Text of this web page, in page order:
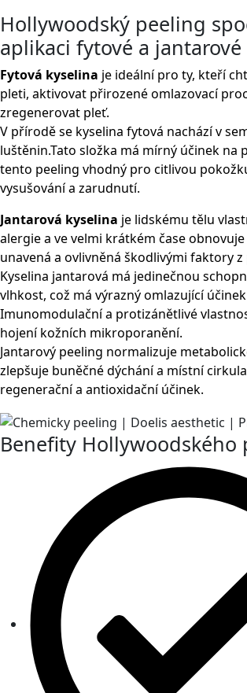
Hollywoodský peeling
aplikaci fytové a jantarové
Fytová kyselina je ideální pro ty, kteří
pleti, aktivovat přirozené omlazovací
zregenerovat pleť.
V přírodě se kyselina fytová nachází v
luštěnin.Tato složka má mírný účinek na
tento peeling vhodný pro citlivou
vysušování a zarudnutí.
​Jantarová kyselina je lidskému tělu
alergie a ve velmi krátkém čase
unavená a ovlivněná škodlivými faktory
Kyselina jantarová má jedinečnou
vlhkost, což má výrazný omlazující
Imunomodulační a protizánětlivé
hojení kožních mikroporanění.
Jantarový peeling normalizuje
zlepšuje buněčné dýchání a místní
regenerační a antioxidační účinek.
Benefity Hollywoodského